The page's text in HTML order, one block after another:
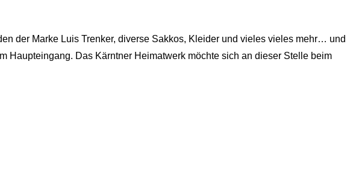
der Marke Luis Trenker, diverse Sakkos, Kleider und vieles vieles mehr… und
Haupteingang. Das Kärntner Heimatwerk möchte sich an dieser Stelle beim